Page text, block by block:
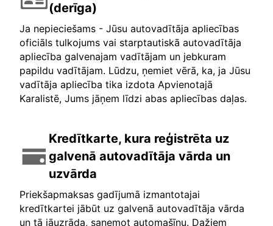
(derīga)
Ja nepieciešams - Jūsu autovadītāja apliecības
oficiāls tulkojums vai starptautiskā autovadītāja
apliecība galvenajam vadītājam un jebkuram
papildu vadītājam. Lūdzu, ņemiet vērā, ka, ja Jūsu
vadītāja apliecība tika izdota Apvienotajā
Karalistē, Jums jāņem līdzi abas apliecības daļas.
Kredītkarte, kura reģistrēta uz
galvenā autovadītāja vārda un
uzvārda
Priekšapmaksas gadījumā izmantotajai
kredītkartei jābūt uz galvenā autovadītāja vārda
un tā jāuzrāda, saņemot automašīnu. Dažiem